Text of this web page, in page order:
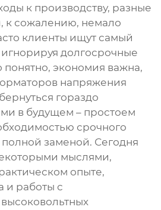
к производству, разные
к сожалению, немало
клиенты ищут самый
долгосрочные
понятно, экономия важна,
напряжения
гораздо
в будущем – простоем
срочного
заменой. Сегодня
мыслями,
опыте,
и работы с